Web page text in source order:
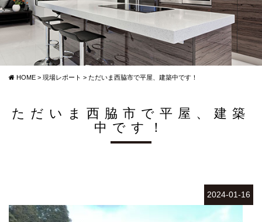
HOME > 現場レポート > ただいま西脇市で平屋、建築中です！
ただいま西脇市で平屋、建築
中です！
2024-01-16